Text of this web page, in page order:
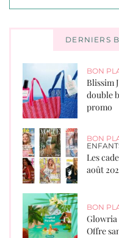
DERNIERS
BON
Blissim
double
promo
BON
Les
août
BON
Glowria
Offre